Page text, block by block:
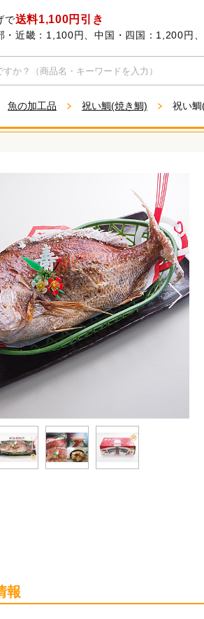
で送料1,100円引き
・近畿：1,100円、中国・四国：1,200円
魚の加工品 祝い鯛(焼き鯛) 祝い鯛
報